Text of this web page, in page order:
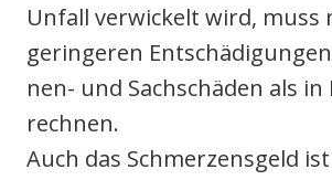
Unfall ver­wi­ckelt wird, muss
gerin­ge­ren
nen- und Sach­schä­den als
rech­nen.
Auch das Schmer­zens­geld